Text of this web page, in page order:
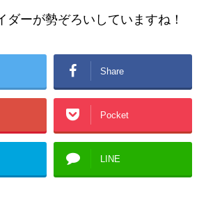
ダーが勢ぞろいしていますね！
Share
Pocket
LINE